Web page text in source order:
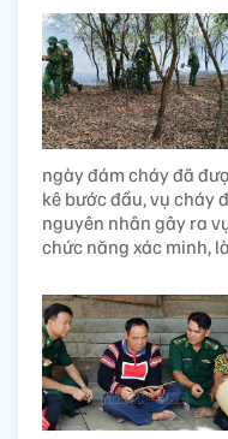
ngày đám cháy đã
kê bước đầu, vụ cháy
nguyên nhân gây ra
chức năng xác minh,